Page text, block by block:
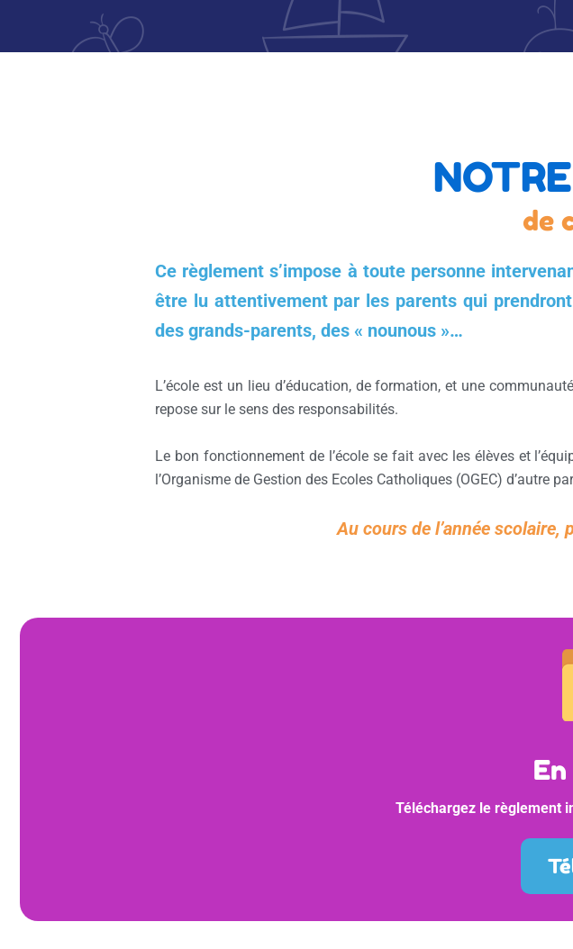
de
Ce règlement s’impose à toute personne
être lu attentivement par les parents qui
des grands-parents, des « nounous »…
L’école est un lieu d’éducation, de formation, et une
repose sur le sens des responsabilités.
Le bon fonctionnement de l’école se fait avec les élèves et
l’Organisme de Gestion des Ecoles Catholiques (OGEC) d’autre
Au cours de l’année scolaire,
Téléchargez le règlement